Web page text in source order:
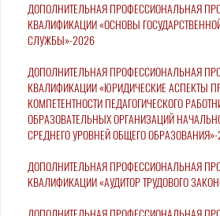
ДОПОЛНИТЕЛЬНАЯ ПРОФЕССИОНАЛЬНАЯ
КВАЛИФИКАЦИИ «ОСНОВЫ
СЛУЖБЫ»-2026
ДОПОЛНИТЕЛЬНАЯ ПРОФЕССИОНАЛЬНАЯ
КВАЛИФИКАЦИИ «ЮРИДИЧЕСКИЕ АСПЕКТЫ
КОМПЕТЕНТНОСТИ ПЕДАГОГИЧЕСКОГО
ОБРАЗОВАТЕЛЬНЫХ ОРГАНИЗАЦИЙ
СРЕДНЕГО УРОВНЕЙ ОБЩЕГО
ДОПОЛНИТЕЛЬНАЯ ПРОФЕССИОНАЛЬНАЯ
КВАЛИФИКАЦИИ «АУДИТОР ТРУДОВОГО